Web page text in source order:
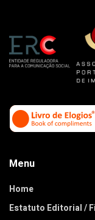
Menu
Home
Estatuto Editorial /